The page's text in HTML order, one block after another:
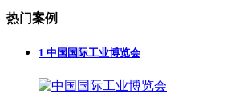
热门案例
1 中国国际工业博览会